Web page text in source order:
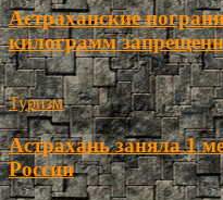
Астраханские
килограмм
Туризм
Астрахань заняла 1
России